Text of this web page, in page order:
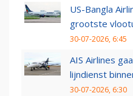
US-Bangla
grootste
30-07-2026, 6:45
AIS Airlines
lijndienst
30-07-2026, 6:30